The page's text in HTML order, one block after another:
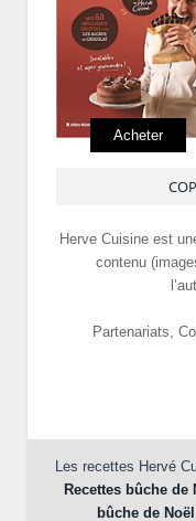
Acheter
Herve Cuisine est
contenu
Partenariats,
Les recettes Hervé
Recettes bûche
bûche de